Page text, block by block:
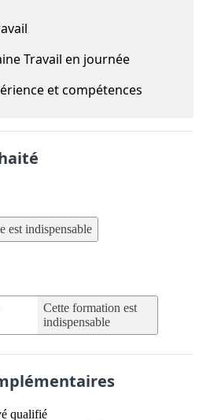
Travail en journée
et compétences
est indispensable
Cette formation est
indispensable
qualifié